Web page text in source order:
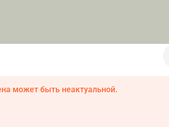
может быть неактуальной.